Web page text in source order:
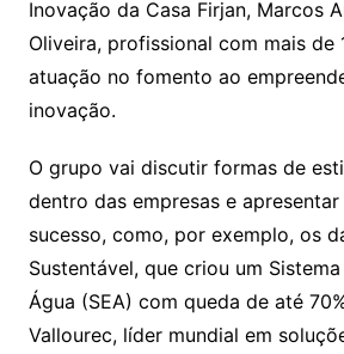
Inovação da Casa Firjan, Marcos
Oliveira, profissional com mais de
atuação no fomento ao
inovação.
O grupo vai discutir formas de
dentro das empresas e
sucesso, como, por exemplo, os
Sustentável, que criou um
Água (SEA) com queda de até
Vallourec, líder mundial em